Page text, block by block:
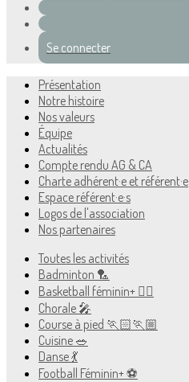
Se connecter
Présentation
Notre histoire
Nos valeurs
Équipe
Actualités
Compte rendu AG & CA
Charte adhérent·e et référent·e
Espace référent·e·s
Logos de l'association
Nos partenaires
Toutes les activités
Badminton 🏸
Basketball féminin+ ⛹🏻
Chorale 🎤
Course à pied 🏃🏻🏃🏼
Cuisine 🥗
Danse 💃
Football Féminin+ ⚽️